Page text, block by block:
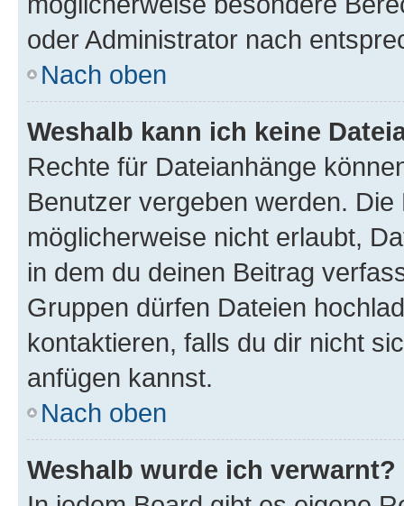
oder Administrator nach
Nach oben
Weshalb kann ich keine
Rechte für Dateianhänge
Benutzer vergeben werden.
möglicherweise nicht erlaubt,
in dem du deinen Beitrag
Gruppen dürfen Dateien
kontaktieren, falls du dir nicht
anfügen kannst.
Nach oben
Weshalb wurde ich verwarnt?